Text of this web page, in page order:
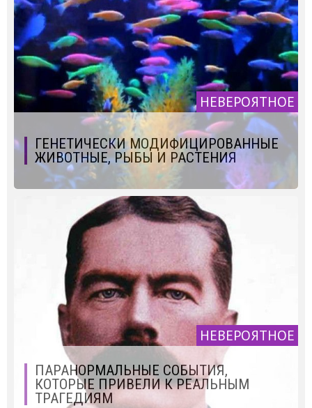
НЕВЕРОЯТНОЕ
ГЕНЕТИЧЕСКИ МОДИФИЦИРОВАННЫЕ
ЖИВОТНЫЕ, РЫБЫ И РАСТЕНИЯ
НЕВЕРОЯТНОЕ
ПАРАНОРМАЛЬНЫЕ СОБЫТИЯ,
КОТОРЫЕ ПРИВЕЛИ К РЕАЛЬНЫМ
ТРАГЕДИЯМ